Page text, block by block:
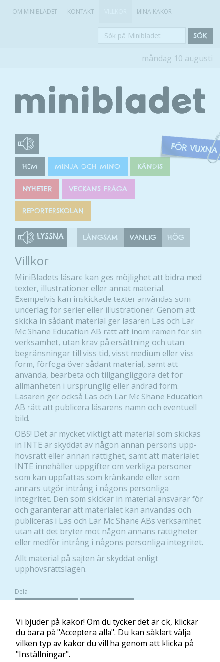
OM MINIBLADET KONTAKT MINA KAKOR
Sök
SÖK
måndag 10 augusti
HEM MINJA OCH MINO KÄNDIS
NYHETER VECKANS FRÅGA
REPORTERSKOLAN
LYSSNA LÅNGSAM VANLIG HÖG
Villkor
MiniBladets läsare kan ges möjlighet att bidra med
texter, illustrationer eller annat material.
Exempelvis kan inskickade texter användas som
underlag för serier eller illustrationer. Genom att
skicka in sådant material ger läsaren Läs och Lär
Mc Shane Education AB rätt att inom ramen för sin
verksamhet, utan krav på ersättning och utan
begränsningar till viss tid, visst medium eller viss
form, förfoga över sådant material, samt att
använda, bearbeta och tillgängliggöra det för
allmänheten i ursprunglig eller ändrad form.
Läsaren ger också Läs och Lär Mc Shane Education
AB rätt att publicera läsarens namn och eventuell
bild.
OBS! Det är mycket viktigt att material som skickas
in INTE är skyddat av någon annan persons upp­
hovs­rätt eller annan rättighet, samt att materialet
INTE innehåller uppgifter om verkliga personer
som kan uppfattas som kränkande eller som
annars utgör intrång i någons personliga
integritet. Den som skickar in material ansvarar för
och garanterar att materialet kan användas och
publiceras i Läs och Lär Mc Shane ABs verksamhet
utan att det bryter mot någon annans rättigheter
eller medför intrång i någons personliga integritet.
Allt material på sajten är skyddat enligt
upphovsrättslagen.
Dela:
Om Minibladet Villkor Mina kakor
Vi bjuder på kakor! Om du tycker det är ok, klickar
du bara på "Acceptera alla". Du kan såklart välja
vilken typ av kakor du vill ha genom att klicka på
"Inställningar".
Nödvändiga
Dessa kakor